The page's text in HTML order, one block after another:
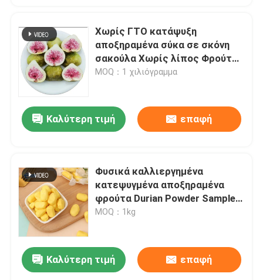
Χωρίς ΓΤΟ κατάψυξη
αποξηραμένα σύκα σε σκόνη
σακούλα Χωρίς λίπος Φρούτα
σε μορφή σκόνης Αποθήκευση
MOQ：1 χιλιόγραμμα
Καλύτερη τιμή επαφή
Φυσικά καλλιεργημένα
κατεψυγμένα αποξηραμένα
φρούτα Durian Powder Sample
Food Grade Extraction
MOQ：1kg
Καλύτερη τιμή επαφή